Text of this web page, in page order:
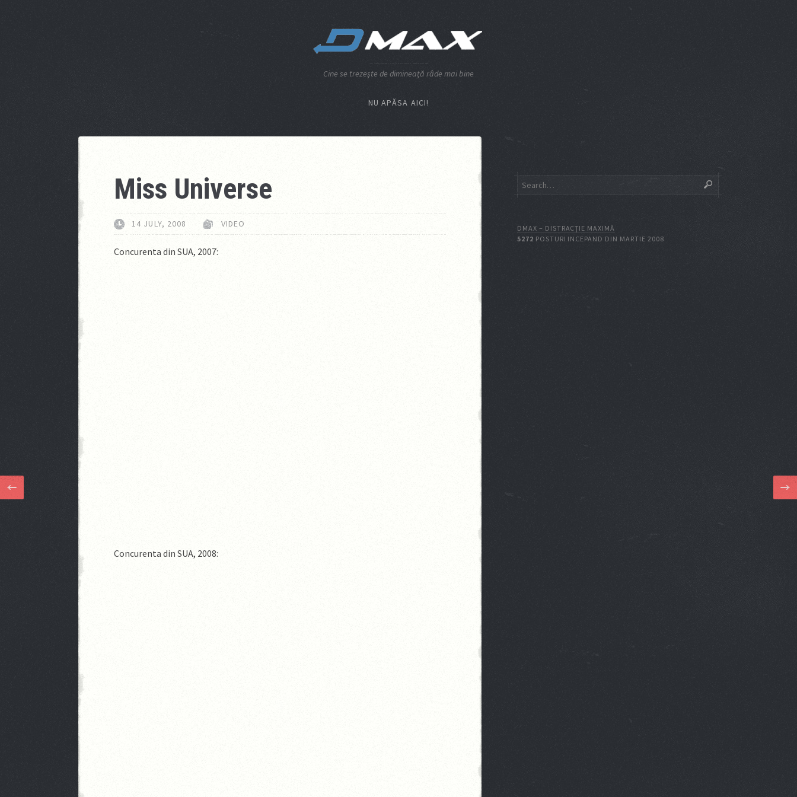
Cine se trezeşte de dimineaţă râde mai bine
NU APĂSA AICI!
Miss Universe
14 JULY, 2008 VIDEO
Concurenta din SUA, 2007:
Concurenta din SUA, 2008:
DMAX – DISTRACŢIE MAXIMĂ
5272 POSTURI INCEPAND DIN MARTIE 2008